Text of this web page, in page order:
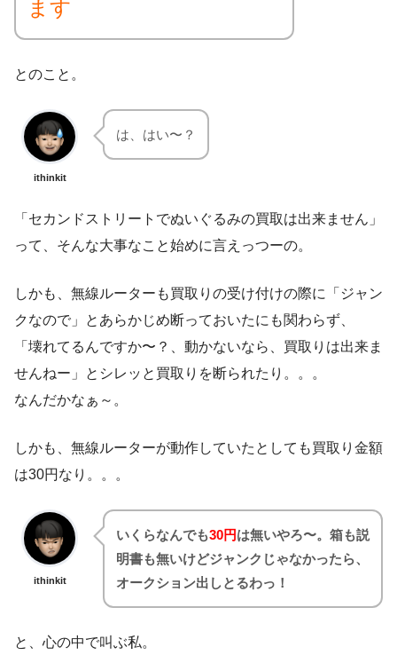
ます
とのこと。
ithinkit
は、はい〜？
「セカンドストリートでぬいぐるみの買取は出来ません」
って、そんな大事なこと始めに言えっつーの。
しかも、無線ルーターも買取りの受け付けの際に「ジャン
クなので」とあらかじめ断っておいたにも関わらず、
「壊れてるんですか〜？、動かないなら、買取りは出来ま
せんねー」とシレッと買取りを断られたり。。。
なんだかなぁ～。
しかも、無線ルーターが動作していたとしても買取り金額
は30円なり。。。
ithinkit
いくらなんでも30円は無いやろ〜。箱も説
明書も無いけどジャンクじゃなかったら、
オークション出しとるわっ！
と、心の中で叫ぶ私。